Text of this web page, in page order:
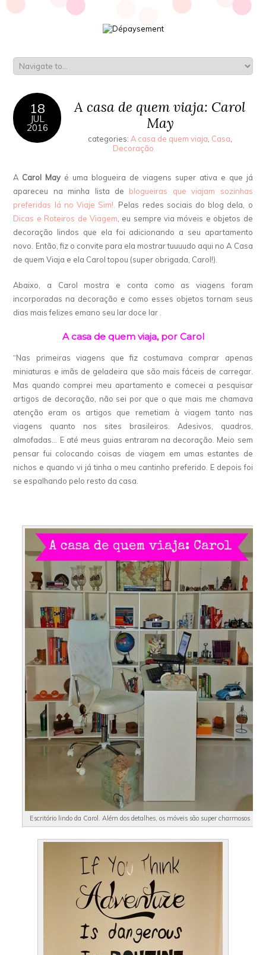
18
JUL
2016
A casa de quem viaja: Carol
May
categories: A casa de quem viaja Casa
Decoração
A Carol May é uma blogueira de viagens super ativa e que já
apareceu na minha lista de blogueiras que viajam sozinhas
preferidas lá no Viaje Sim!.
Pelas redes sociais do blog dela, o
Dicas e Roteiros de Viagem , eu sempre via móveis e objetos de
decoração lindos que ela foi adicionando a seu apartamento
novo. Então, fiz o convite para ela mostrar tuuuudo aqui no A Casa
de quem Viaja e ela Carol topou (super obrigada, Carol!).
Abaixo, a Carol mostra e conta como as viagens foram
incorporadas na decoração e como esses objetos tornam seus
dias mais felizes emano seu lar doce lar .
A casa de quem viaja, por Carol
“Nas primeiras viagens que fiz costumava comprar apenas
miniaturas e imãs de geladeira que são mais fáceis de carregar.
Mas quando comprei meu apartamento e comecei a pesquisar
artigos de decoração, não sei por que o que mais me chamava
atenção eram os artigos que remetiam à viagem tanto nas
viagens quanto nos sites brasileiros. Adesivos, quadros,
almofadas… E até meus guias entraram na decoração. Meio sem
pensar fui colocando coisas de viagem em umas estantes de
nichos e quando vi já tinha o meu cantinho preferido. E depois foi
se espalhando pelo resto da casa.
Escritório lindo da Carol. Além dos detalhes, os móveis são super charmosos